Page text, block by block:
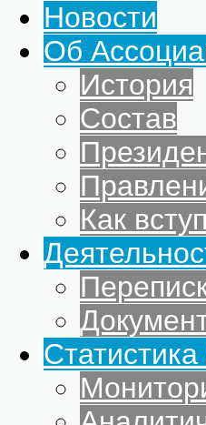
Новости
Об
История
Состав
Как